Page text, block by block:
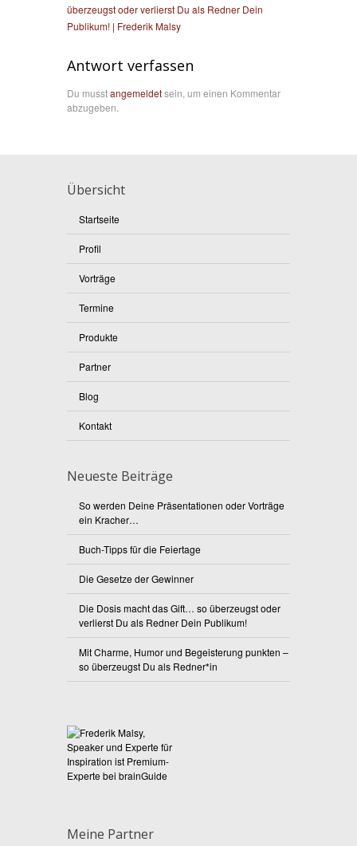
überzeugst oder verlierst Du als Redner Dein
Publikum! | Frederik Malsy
Antwort verfassen
Du musstangemeldetsein, um einen Kommentar
abzugeben.
Übersicht
Startseite
Profil
Vorträge
Termine
Produkte
Partner
Blog
Kontakt
Neueste Beiträge
So werden Deine Präsentationen oder Vorträge
ein Kracher…
Buch-Tipps für die Feiertage
Die Gesetze der Gewinner
Die Dosis macht das Gift… so überzeugst oder
verlierst Du als Redner Dein Publikum!
Mit Charme, Humor und Begeisterung punkten –
so überzeugst Du als Redner*in
Meine Partner